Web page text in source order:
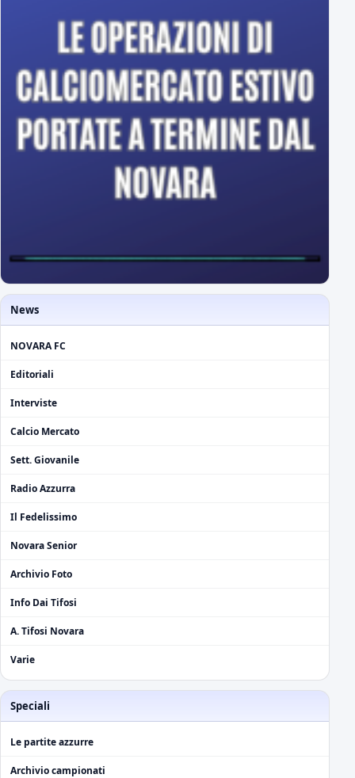
News
NOVARA FC
Editoriali
Interviste
Calcio Mercato
Sett. Giovanile
Radio Azzurra
Il Fedelissimo
Novara Senior
Archivio Foto
Info Dai Tifosi
A. Tifosi Novara
Varie
Speciali
Le partite azzurre
Archivio campionati